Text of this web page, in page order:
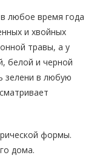
любое время года
и хвойных
травы, а у
белой и черной
зелени в любую
формы.
дома.